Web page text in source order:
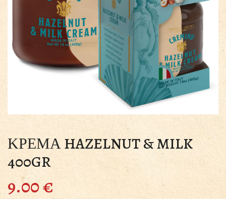
ΚΡΕΜΑ HAZELNUT & MILK
400GR
9.00€